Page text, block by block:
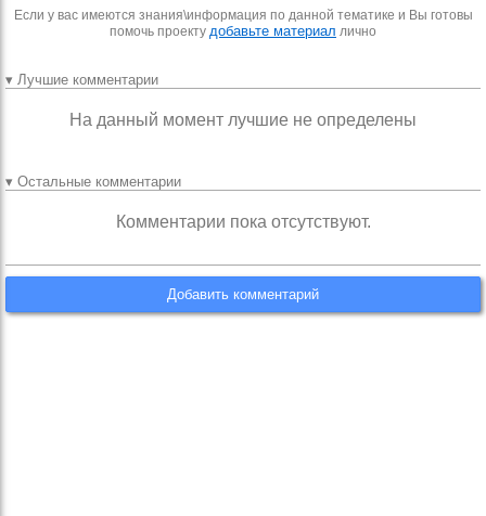
Если у вас имеются знания\информация по данной тематике и Вы готовы
помочь проекту добавьте материал лично
▾ Лучшие комментарии
На данный момент лучшие не определены
▾ Остальные комментарии
Комментарии пока отсутствуют.
Добавить комментарий